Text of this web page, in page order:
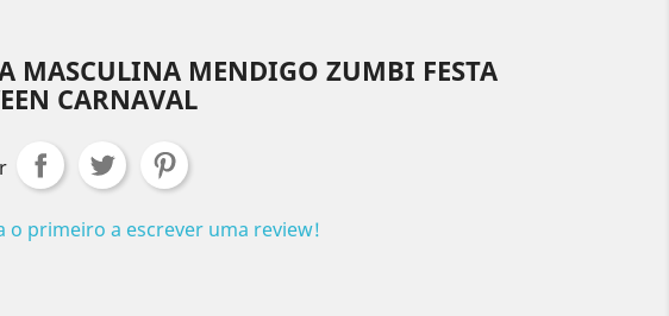
MASCULINA MENDIGO ZUMBI FESTA
CARNAVAL
o primeiro a escrever uma review!